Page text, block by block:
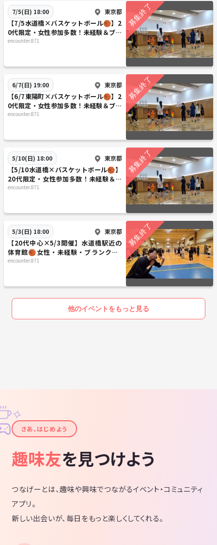
7/5(日) 18:00 東京都
【7/5水道橋×バスケットボール🏀】2
0代限定・女性参加多数！未経験＆ブラ
ンクOK・みんなで楽しく汗を流そう♪
encounter.871
6/7(日) 19:00 東京都
【6/7東陽町×バスケットボール🏀】2
0代限定・女性参加多数！未経験＆ブラ
ンクOK・みんなで楽しく汗を流そう♪
encounter.871
5/10(日) 18:00 東京都
【5/10水道橋×バスケットボール🏀】
20代限定・女性参加多数！未経験＆ブ
ランクOK・みんなで楽しく汗を流そう
encounter.871
5/3(日) 18:00 東京都
【20代中心×5/3開催】水道橋駅近の
体育館🏀女性・未経験・ブランクOK
のゆるっとバスケサークル✨残りわず
encounter.871
他のイベントをもっと見る
✦
✧
さあ、はじめよう
趣味友を見つけよう
つなげーとは、趣味や興味でつながるイベント・コミュニティ
アプリ。
新しい出会いが、毎日をもっと楽しくしてくれる。